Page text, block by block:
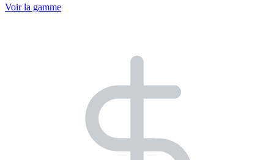
Voir la gamme